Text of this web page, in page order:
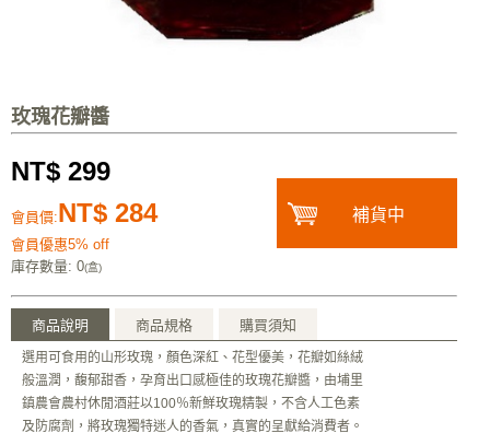
玫瑰花瓣醬
NT$ 299
會員價:NT$ 284
會員優惠5% off
庫存數量: 0(盒)
補貨中
商品說明 商品規格 購買須知
選用可食用的山形玫瑰，顏色深紅、花型優美，花瓣如絲絨
般溫潤，馥郁甜香，孕育出口感極佳的玫瑰花瓣醬，由埔里
鎮農會農村休閒酒莊以100％新鮮玫瑰精製，不含人工色素
及防腐劑，將玫瑰獨特迷人的香氣，真實的呈獻給消費者。